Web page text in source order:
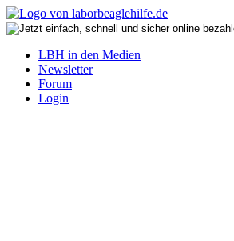
LBH in den Medien
Newsletter
Forum
Login